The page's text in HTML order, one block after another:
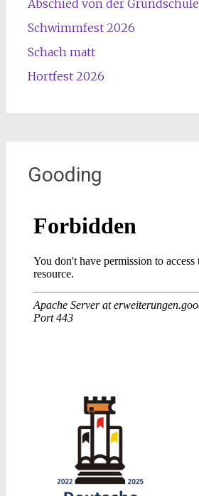
Abschied von der Grundschule
Schwimmfest 2026
Schach matt
Hortfest 2026
Gooding